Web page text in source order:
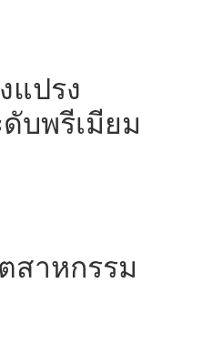
แปรง
บพรีเมียม
สาหกรรม